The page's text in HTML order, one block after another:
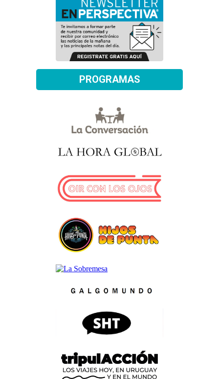
PROGRAMAS